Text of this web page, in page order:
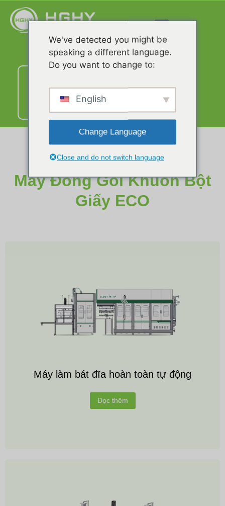
Máy ép bột giấy
Máy Đóng Gói Khuôn Bột
Giấy ECO
Máy làm bát đĩa hoàn toàn tự động
Đọc thêm
We've detected you might be
speaking a different language.
Do you want to change to:
English
Change Language
Close and do not switch language